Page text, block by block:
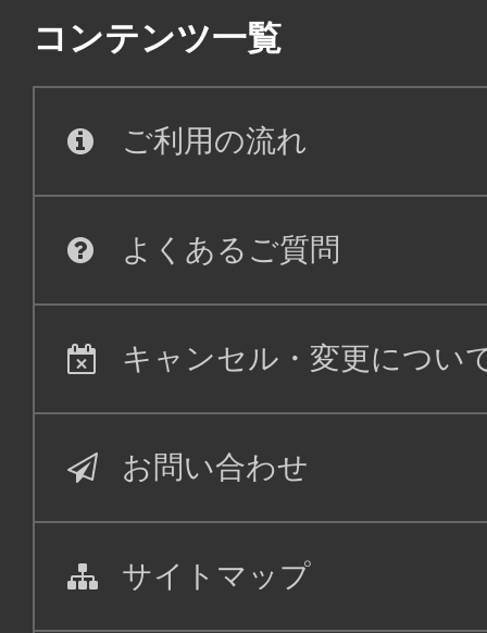
JAL224
大阪(関西)
14:45
JAL228 21:10
ANA990
ファースト
06:45
大阪(関西)
コンテンツ一覧
ご利用の流れ
よくあるご質問
キャンセル・変更につい
お問い合わせ
サイトマップ